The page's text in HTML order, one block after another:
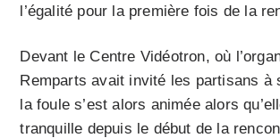
l’égalité pour la première fois de la
Devant le Centre Vidéotron, où
Remparts avait invité les partisans à
la foule s’est alors animée alors
tranquille depuis le début de la